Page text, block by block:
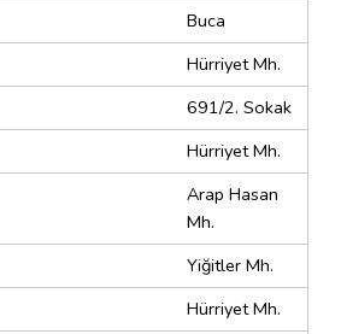
Buca
Hürriyet Mh.
691/2. Sokak
Hürriyet Mh.
Arap Hasan
Mh.
Yiğitler Mh.
Hürriyet Mh.